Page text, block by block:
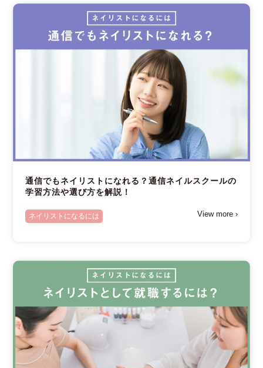
通信でもネイリストになれる？通信ネイルスクールの
学習方法や選び方を解説！
ネイリストになるには View more ›